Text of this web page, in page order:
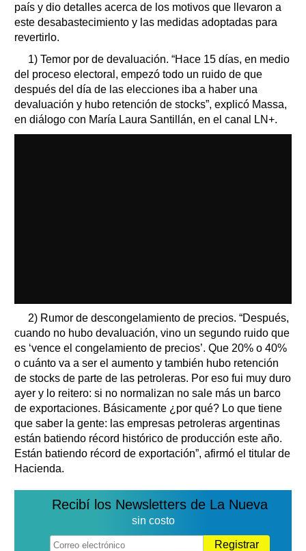
Datos Útiles
Fúnebres
Teléfonos de urgencia
país y dio detalles acerca de los motivos que llevaron a
este desabastecimiento y las medidas adoptadas para
revertirlo.
1) Temor por de devaluación. “Hace 15 días, en medio
del proceso electoral, empezó todo un ruido de que
después del día de las elecciones iba a haber una
devaluación y hubo retención de stocks”, explicó Massa,
en diálogo con María Laura Santillán, en el canal LN+.
2) Rumor de descongelamiento de precios. “Después,
cuando no hubo devaluación, vino un segundo ruido que
es ‘vence el congelamiento de precios’. Que 20% o 40%
o cuánto va a ser el aumento y también hubo retención
de stocks de parte de las petroleras. Por eso fui muy duro
ayer y lo reitero: si no normalizan no sale más un barco
de exportaciones. Básicamente ¿por qué? Lo que tiene
que saber la gente: las empresas petroleras argentinas
están batiendo récord histórico de producción este año.
Están batiendo récord de exportación”, afirmó el titular de
Hacienda.
Recibí los Newsletters de La Nueva
sin costo
Registrar